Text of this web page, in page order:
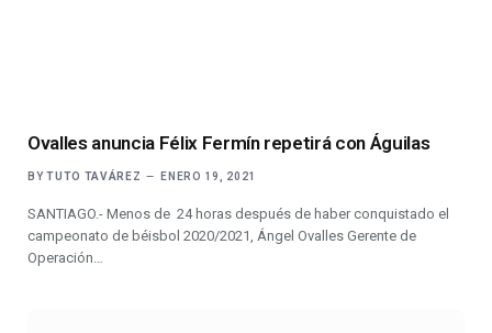
Ovalles anuncia Félix Fermín repetirá con Águilas
BY TUTO TAVÁREZ ENERO 19, 2021
SANTIAGO.- Menos de 24 horas después de haber conquistado el
campeonato de béisbol 2020/2021, Ángel Ovalles Gerente de
Operación…